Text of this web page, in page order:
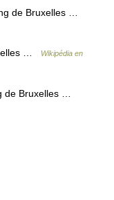
de Bruxelles …
…
Wikipédia en
de Bruxelles …